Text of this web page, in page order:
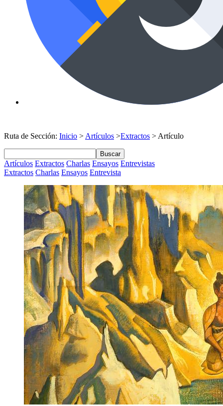
Ruta de Sección: Inicio > Artículos >Extractos > Artículo
Buscar
Artículos Extractos Charlas Ensayos Entrevistas
Extractos Charlas Ensayos Entrevista